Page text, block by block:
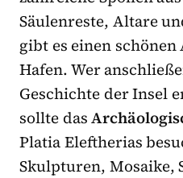
Säulenreste, Altare
gibt es einen
Hafen. Wer
Geschichte der Insel
sollte das
Platia Eleftherias
Skulpturen, Mosaike,